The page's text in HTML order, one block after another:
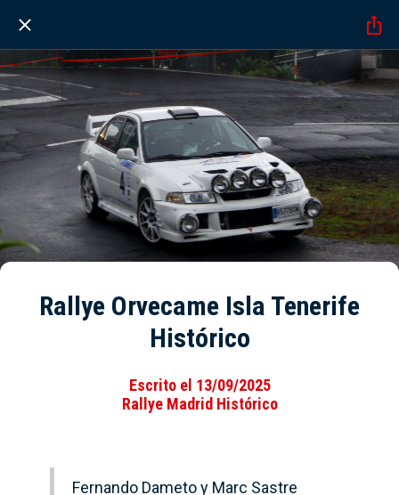
Rallye Orvecame Isla Tenerife
Histórico
Escrito el 13/09/2025
Rallye Madrid Histórico
Fernando Dameto y Marc Sastre